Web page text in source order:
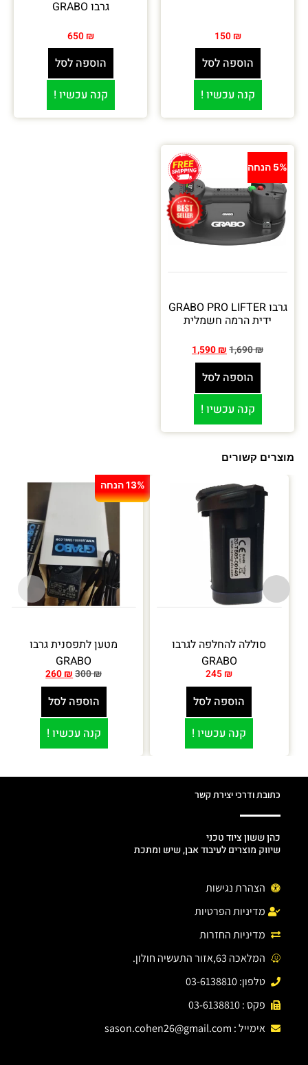
150 ₪
הוספה לסל
קנה עכשיו !
גרבו GRABO
650 ₪
הוספה לסל
קנה עכשיו !
5% הנחה
גרבו GRABO PRO LIFTER
ידית הרמה חשמלית
1,690₪
1,590₪
הוספה לסל
קנה עכשיו !
מוצרים קשורים
13% הנחה
מטען לתפסנית גרבו
GRABO
300₪
260₪
הוספה לסל
קנה עכשיו !
סוללה להחלפה לגרבו
GRABO
245 ₪
הוספה לסל
קנה עכשיו !
כתובת ודרכי יצירת קשר
כהן ששון ציוד טכני
שיווק מוצרים לעיבוד אבן, שיש ומתכת
הצהרת נגישות
מדיניות הפרטיות
מדיניות החזרות
המלאכה 63,אזור התעשיה חולון.
טלפון: 03-6138810
פקס : 03-6138810
אימייל : sason.cohen26@gmail.com